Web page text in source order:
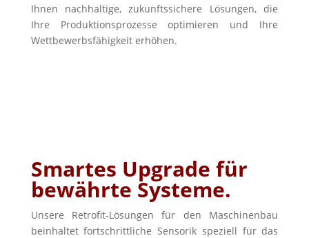
Ihnen nachhaltige, zukunftssichere Lösungen, die
Ihre Produktionsprozesse optimieren und Ihre
Wettbewerbsfähigkeit erhöhen.
Smartes Upgrade für
bewährte Systeme.
Unsere Retrofit-Lösungen für den Maschinenbau
beinhaltet fortschrittliche Sensorik speziell für das